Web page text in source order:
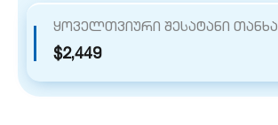
ყოველთვიური შესატანი თანხა
$2,449